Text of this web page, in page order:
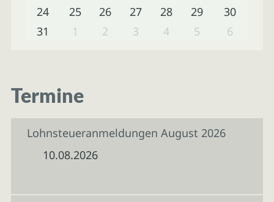
24
25 26 27 28 29
30
31
1 2 3 4 5 6
Termine
Lohnsteueranmeldungen August 2026
10.08.2026